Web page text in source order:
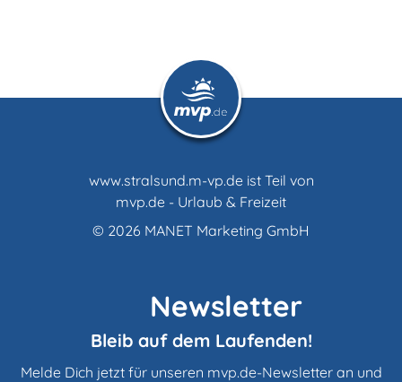
www.stralsund.m-vp.de ist Teil von
mvp.de - Urlaub & Freizeit
© 2026 MANET Marketing GmbH
Newsletter
Bleib auf dem Laufenden!
Melde Dich jetzt für unseren mvp.de-Newsletter an und